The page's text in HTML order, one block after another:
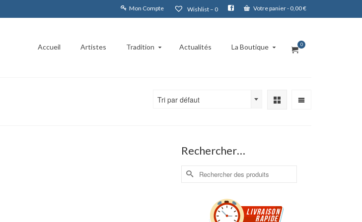
Mon Compte Wishlist – 0 Votre panier- 0,00€
Accueil Artistes Tradition Actualités La Boutique 0
Tri par défaut
Rechercher…
Rechercher :